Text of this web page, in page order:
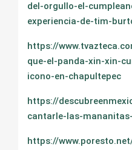
del-orgullo-el-
experiencia-de-tim-
https://
que-el-panda-xin-xin-
icono-en-chapultepec
https://
cantarle-las-
https://